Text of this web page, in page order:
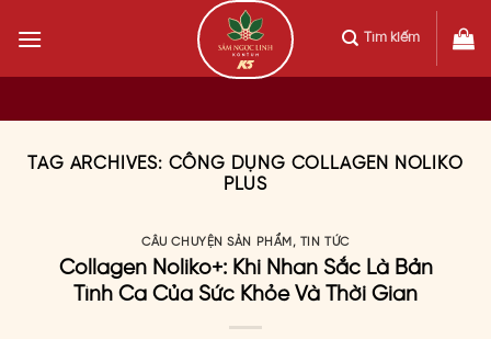
Tìm kiếm
TAG ARCHIVES: CÔNG DỤNG COLLAGEN NOLIKO
PLUS
CÂU CHUYỆN SẢN PHẨM , TIN TỨC
Collagen Noliko+: Khi Nhan Sắc Là Bản
Tình Ca Của Sức Khỏe Và Thời Gian